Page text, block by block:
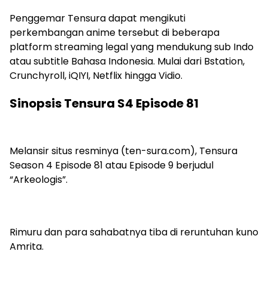
Penggemar Tensura dapat mengikuti
perkembangan anime tersebut di beberapa
platform streaming legal yang mendukung sub Indo
atau subtitle Bahasa Indonesia. Mulai dari Bstation,
Crunchyroll, iQIYI, Netflix hingga Vidio.
Sinopsis Tensura S4 Episode 81
Melansir situs resminya (ten-sura.com), Tensura
Season 4 Episode 81 atau Episode 9 berjudul
“Arkeologis”.
Rimuru dan para sahabatnya tiba di reruntuhan kuno
Amrita.